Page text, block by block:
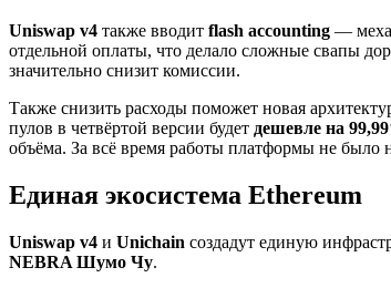
Uniswap v4 также вводит flash accounting —
отдельной оплаты, что делало сложные свапы
значительно снизит комиссии.
Также снизить расходы поможет новая
пулов в четвёртой версии будет дешевле на
объёма. За всё время работы платформы не было
Единая экосистема Ethereum
Uniswap v4 и Unichain создадут единую
NEBRA Шумо Чу.